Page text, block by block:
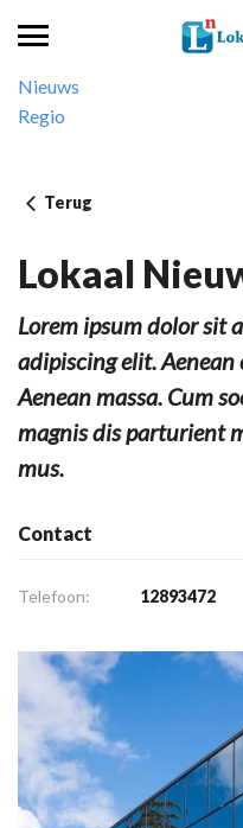
Nieuws
Regio
Terug
Lokaal
Lorem ipsum dolor sit
adipiscing elit.
Aenean massa. Cum
magnis dis parturient
mus.
Contact
Telefoon: 12893472